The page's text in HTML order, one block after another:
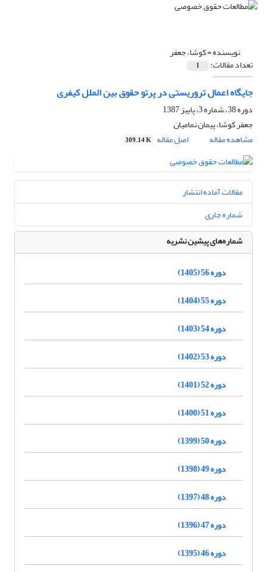
نویسنده =کوشا، جعفر
تعداد مقالات: 1
جایگاه اعمال تروریستی در پرتو حقوق بین الملل کیفری
دوره 38، شماره 3، پاییز 1387
جعفر کوشا، پیمان نمامیان
مشاهده مقاله
اصل مقاله 309.14 K
مقالات آماده انتشار
شماره جاری
شماره‌های پیشین نشریه
دوره 56 (1405)
دوره 55 (1404)
دوره 54 (1403)
دوره 53 (1402)
دوره 52 (1401)
دوره 51 (1400)
دوره 50 (1399)
دوره 49 (1398)
دوره 48 (1397)
دوره 47 (1396)
دوره 46 (1395)